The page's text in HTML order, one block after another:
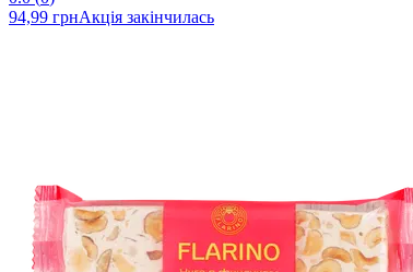
94,99 грнАкція закінчилась